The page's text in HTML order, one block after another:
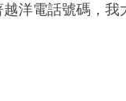
洋電話號碼，我